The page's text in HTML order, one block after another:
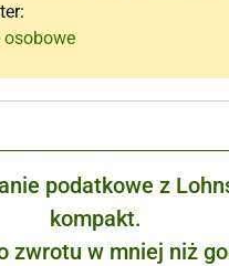
osobowe
podatkowe z
kompakt.
zwrotu w mniej niż